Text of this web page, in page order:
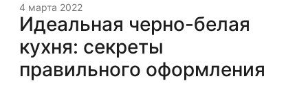
4 марта 2022
Идеальная черно-белая
кухня: секреты
правильного оформления